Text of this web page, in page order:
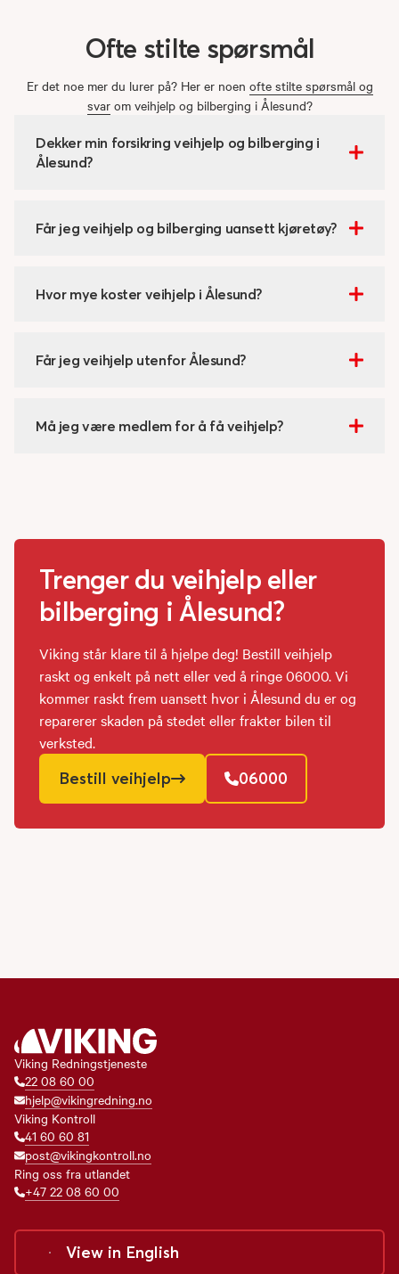
Ofte stilte spørsmål
Er det noe mer du lurer på? Her er noen ofte stilte spørsmål og
svarom veihjelp og bilberging i Ålesund?
Dekker min forsikring veihjelp og bilberging i
Ålesund?
Får jeg veihjelp og bilberging uansett kjøretøy?
Hvor mye koster veihjelp i Ålesund?
Får jeg veihjelp utenfor Ålesund?
Må jeg være medlem for å få veihjelp?
Trenger du veihjelp eller
bilberging i Ålesund?
Viking står klare til å hjelpe deg! Bestill veihjelp
raskt og enkelt på nett eller ved å ringe 06000. Vi
kommer raskt frem uansett hvor i Ålesund du er og
reparerer skaden på stedet eller frakter bilen til
verksted.
Bestill veihjelp 06000
Viking Redningstjeneste
22 08 60 00
hjelp@vikingredning.no
Viking Kontroll
41 60 60 81
post@vikingkontroll.no
Ring oss fra utlandet
+47 22 08 60 00
View in English